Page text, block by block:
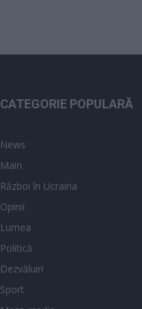
CATEGORIE POPULARĂ
News
Main
Război în Ucraina
Opinii
Lumea
Politică
Dezvăluiri
Sport